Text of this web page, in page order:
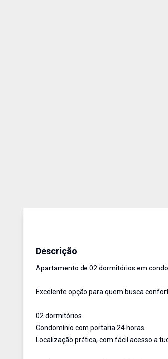
Descrição
Apartamento de 02 dormitórios em
Excelente opção para quem busca
02 dormitórios
Condomínio com portaria 24 horas
Localização prática, com fácil acesso a